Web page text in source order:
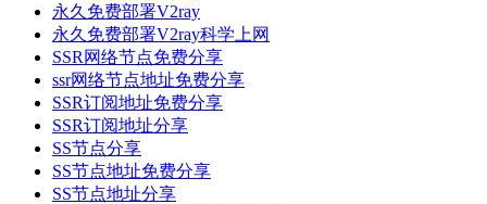
永久免费部署V2ray
永久免费部署V2ray科学上网
SSR网络节点免费分享
ssr网络节点地址免费分享
SSR订阅地址免费分享
SSR订阅地址分享
SS节点分享
SS节点地址免费分享
SS节点地址分享